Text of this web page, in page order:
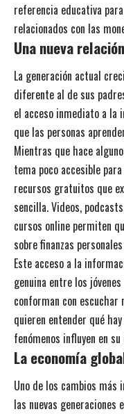
referencia educativa
relacionados con las
Una nueva
La generación actual
diferente al de sus
el acceso inmediato a
que las personas
Mientras que hace
tema poco accesible
recursos gratuitos que
sencilla. Videos,
cursos online permiten
sobre finanzas
Este acceso a la
genuina entre los
conforman con
quieren entender qué
fenómenos influyen en
La economía
Uno de los cambios
las nuevas generaciones